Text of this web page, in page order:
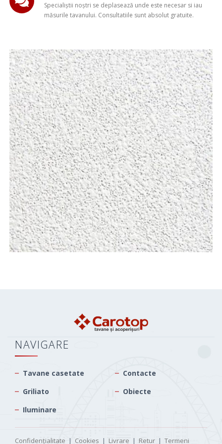
Specialiștii noștri se deplasează unde este necesar si iau
măsurile tavanului. Consultatiile sunt absolut gratuite.
NAVIGARE
Tavane casetate
Griliato
Iluminare
Contacte
Obiecte
Confidențialitate | Cookies | Livrare | Retur | Termeni